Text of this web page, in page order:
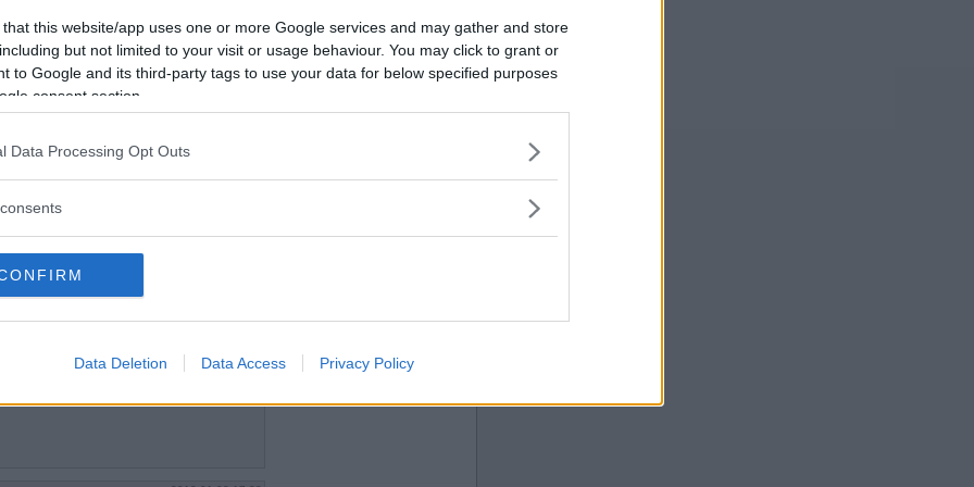
this website/app uses one or more Google services and may gather and store
but not limited to your visit or usage behaviour. You may click to grant or
to Google and its third-party tags to use your data for below specified purposes
consent section.
Data Processing Opt Outs
Data Deletion Data Access Privacy Policy
bulgur???
Vill du bli
medlem?